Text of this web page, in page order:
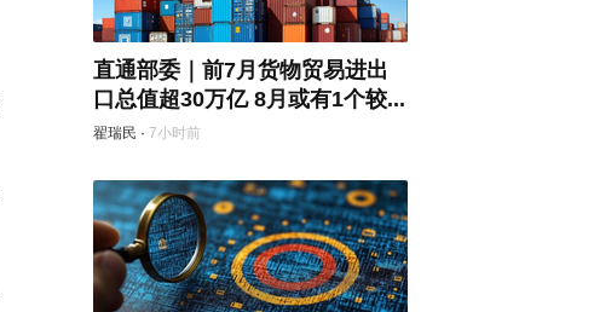
直通部委｜前7月货物贸易进出
口总值超30万亿 8月或有1个较...
翟瑞民 · 7小时前